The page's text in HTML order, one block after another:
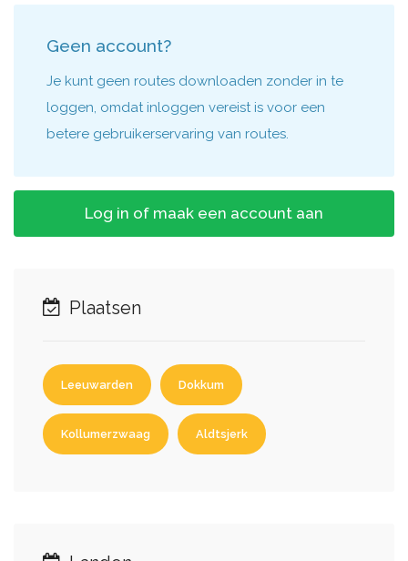
Geen account?
Je kunt geen routes downloaden zonder in te
loggen, omdat inloggen vereist is voor een
betere gebruikerservaring van routes.
Log in of maak een account aan
Plaatsen
Leeuwarden Dokkum
Kollumerzwaag Aldtsjerk